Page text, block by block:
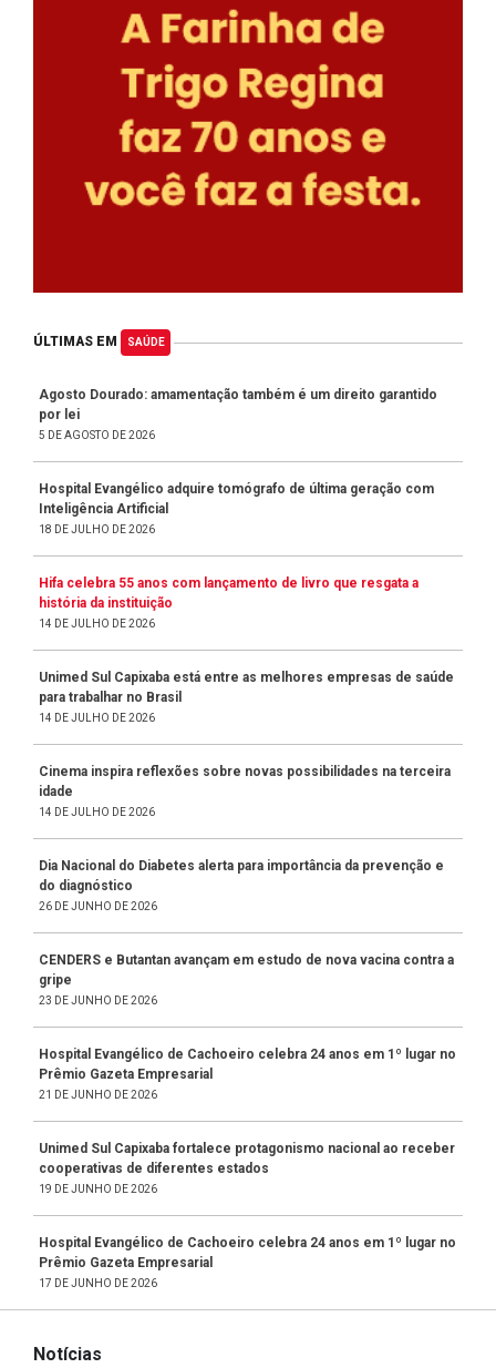
ÚLTIMAS EM SAÚDE
Agosto Dourado: amamentação também é um direito garantido
por lei
5 DE AGOSTO DE 2026
Hospital Evangélico adquire tomógrafo de última geração com
Inteligência Artificial
18 DE JULHO DE 2026
Hifa celebra 55 anos com lançamento de livro que resgata a
história da instituição
14 DE JULHO DE 2026
Unimed Sul Capixaba está entre as melhores empresas de saúde
para trabalhar no Brasil
14 DE JULHO DE 2026
Cinema inspira reflexões sobre novas possibilidades na terceira
idade
14 DE JULHO DE 2026
Dia Nacional do Diabetes alerta para importância da prevenção e
do diagnóstico
26 DE JUNHO DE 2026
CENDERS e Butantan avançam em estudo de nova vacina contra a
gripe
23 DE JUNHO DE 2026
Hospital Evangélico de Cachoeiro celebra 24 anos em 1º lugar no
Prêmio Gazeta Empresarial
21 DE JUNHO DE 2026
Unimed Sul Capixaba fortalece protagonismo nacional ao receber
cooperativas de diferentes estados
19 DE JUNHO DE 2026
Hospital Evangélico de Cachoeiro celebra 24 anos em 1º lugar no
Prêmio Gazeta Empresarial
17 DE JUNHO DE 2026
Notícias